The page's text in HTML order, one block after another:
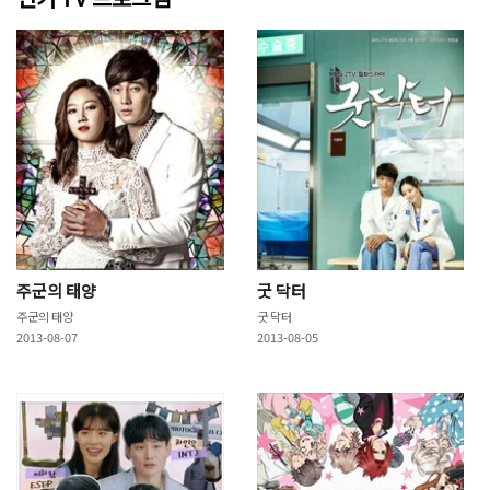
주군의 태양
주군의 태양
2013-08-07
굿 닥터
굿 닥터
2013-08-05